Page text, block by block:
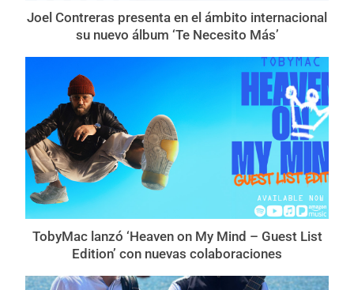
Joel Contreras presenta en el ámbito internacional
su nuevo álbum ‘Te Necesito Más’
TobyMac lanzó ‘Heaven on My Mind – Guest List
Edition’ con nuevas colaboraciones